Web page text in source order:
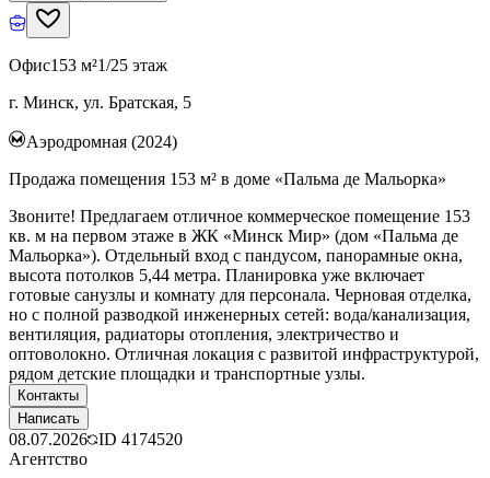
Офис153 м²1/25 этаж
г. Минск, ул. Братская, 5
Аэродромная (2024)
Продажа помещения 153 м² в доме «Пальма де Мальорка»
Звоните! Предлагаем отличное коммерческое помещение 153
кв. м на первом этаже в ЖК «Минск Мир» (дом «Пальма де
Мальорка»). Отдельный вход с пандусом, панорамные окна,
высота потолков 5,44 метра. Планировка уже включает
готовые санузлы и комнату для персонала. Черновая отделка,
но с полной разводкой инженерных сетей: вода/канализация,
вентиляция, радиаторы отопления, электричество и
оптоволокно. Отличная локация с развитой инфраструктурой,
рядом детские площадки и транспортные узлы.
Контакты
Написать
08.07.2026 ID 4174520
Агентство